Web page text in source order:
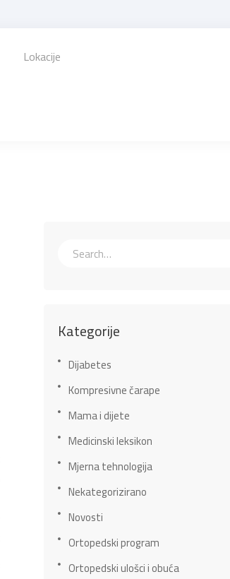
Lokacije
Kategorije
Dijabetes
Kompresivne čarape
Mama i dijete
Medicinski leksikon
Mjerna tehnologija
Nekategorizirano
Novosti
Ortopedski program
Ortopedski ulošci i obuća